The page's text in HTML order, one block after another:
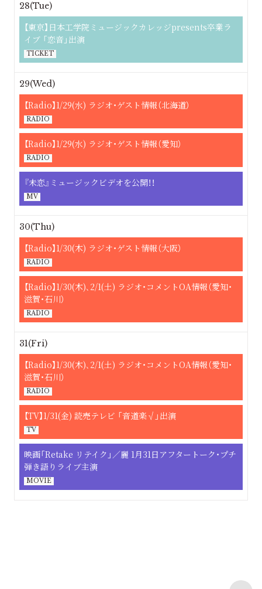
28(Tue)
【東京】日本工学院ミュージックカレッジpresents卒業ラ
イブ 「恋音」出演
TICKET
29(Wed)
【Radio】1/29(水) ラジオ・ゲスト情報（北海道）
RADIO
【Radio】1/29(水) ラジオ・ゲスト情報（愛知）
RADIO
『未恋』ミュージックビデオを公開！！
MV
30(Thu)
【Radio】1/30(木) ラジオ・ゲスト情報（大阪）
RADIO
【Radio】1/30(木)､2/1(土) ラジオ・コメントOA情報（愛知・
滋賀・石川）
RADIO
31(Fri)
【Radio】1/30(木)､2/1(土) ラジオ・コメントOA情報（愛知・
滋賀・石川）
RADIO
【TV】1/31(金) 読売テレビ 「音道楽√」出演
TV
映画「Retake リテイク」／麗 1月31日アフタートーク・プチ
弾き語りライブ主演
MOVIE